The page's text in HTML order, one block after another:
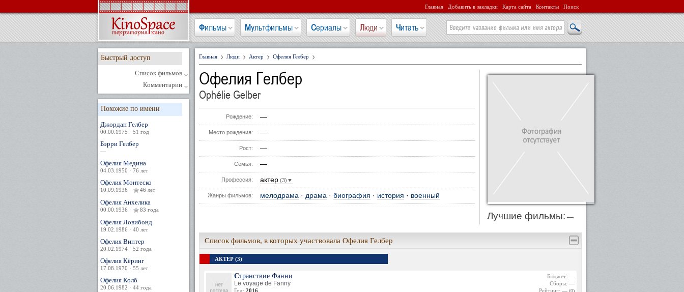
Главная Добавить в закладки Карта сайта Контакты Поиск
Фильмы Мультфильмы Сериалы Люди Читать
Быстрый доступ
Список фильмов
Комментарии
Похожие по имени
Джордан Гелбер
00.00.1975 · 51 год
Бэрри Гелбер
—
Офелия Медина
04.03.1950 · 76 лет
Офелия Монтеско
10.09.1936 · 46 лет
Офелия Анхелика
00.00.1936 · 83 года
Офелия Ловибонд
19.02.1986 · 40 лет
Офелия Винтер
20.02.1974 · 52 года
Офелия Кёринг
17.08.1970 · 55 лет
Офелия Колб
20.06.1982 · 44 года
Главная Люди Актер Офелия Гелбер
Офелия Гелбер
Ophélie Gelber
Рождение: —
Место рождения: —
Рост: —
Семья: —
Профессия: актер (3)▼
Жанры фильмов: мелодрама · драма · биография · история · военный
Лучшие фильмы: —
Список фильмов, в которых участвовала Офелия Гелбер
АКТЕР (3)
Странствие Фанни
Le voyage de Fanny
Год: 2016
Бюджет: —
Сборы: —
Рейтинг: — (0)